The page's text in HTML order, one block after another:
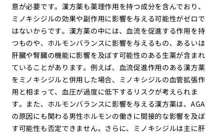
意が必要です。漢方薬も薬理作用を持つ成分を含んでおり、
ミノキシジルの効果や副作用に影響を与える可能性がゼロで
はないからです。漢方薬の中には、血流を促進する作用を持
つものや、ホルモンバランスに影響を与えるもの、あるいは
肝臓や腎臓の機能に影響を及ぼす可能性のある生薬が含まれ
ていることがあります。例えば、血流促進作用のある漢方薬
をミノキシジルと併用した場合、ミノキシジルの血管拡張作
用と相まって、血圧が過度に低下するリスクが考えられま
す。また、ホルモンバランスに影響を与える漢方薬は、AGA
の原因にも関わる男性ホルモンの働きに間接的な影響を及ぼ
す可能性も否定できません。さらに、ミノキシジルは主に肝